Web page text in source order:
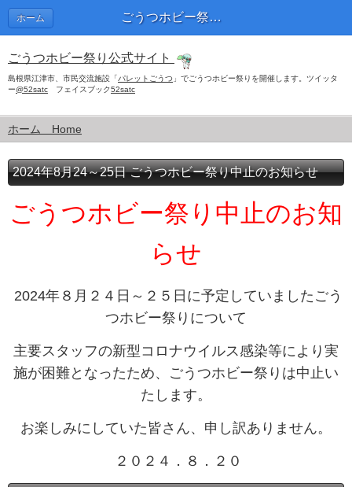
ごうつホビー祭り公式サイトThe Gotsu Hobby Festival official website 江津理工クラブ
ホーム
ごうつホビー祭り公式サイト
島根県江津市、市民交流施設「パレットごうつ 」でごうつホビー祭りを開催します。 ツイッタ
ー@52satc フェイスブック52satc
ホーム Home
2024年8月24～25日 ごうつホビー祭り中止のお知らせ
ごうつホビー祭り中止のお知
らせ
2024年８月２４日～２５日に予定していましたごう
つホビー祭りについて
主要スタッフの新型コロナウイルス感染等により実
施が困難となったため、ごうつホビー祭りは中止い
たします。
お楽しみにしていた皆さん、申し訳ありません。
２０２４．８．２０